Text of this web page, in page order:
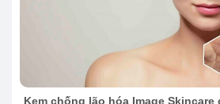
Kem chống lão hóa Image